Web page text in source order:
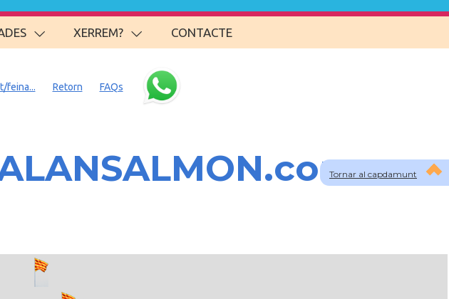
XERREM? CONTACTE
Tornar al capdamunt
feina... Retorn FAQs